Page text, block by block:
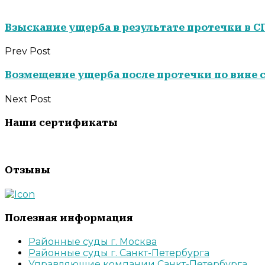
Взыскание ущерба в результате протечки в
Prev Post
Возмещение ущерба после протечки по вине
Next Post
Наши сертификаты
Отзывы
Полезная информация
Районные суды г. Москва
Районные суды г. Санкт-Петербурга